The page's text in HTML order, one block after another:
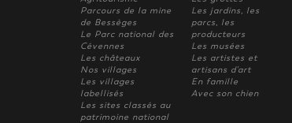
Parcours de la mine
de Bessèges
Le Parc national des
Cévennes
Les châteaux
Nos villages
Les villages
labellisés
Les sites classés au
patrimoine national
Les jardins, les
parcs, les
producteurs
Les musées
Les artistes et
artisans d'art
En famille
Avec son chien